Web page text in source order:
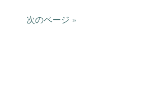
次のページ »